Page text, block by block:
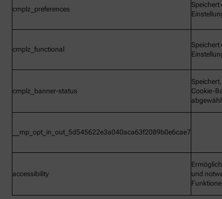
cmplz_preferences
Speichert
cmplz_functional
Speichert
cmplz_banner-status
Cookie-
__mp_opt_in_out_5d545622e3a040aca63f2089b0e6cae7
accessibility
und